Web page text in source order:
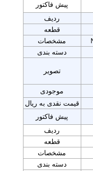
پیش فاکتور
ردیف
قطعه
مشخصات
دسته بندی
تصویر
موجودی
قیمت نقدی به ریال
پیش فاکتور
ردیف
قطعه
مشخصات
دسته بندی